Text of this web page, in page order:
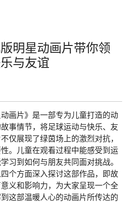
明星动画片带你领
与友谊
画片》是一部专为儿童打造的动
事情节，将足球运动与快乐、友
仅展现了绿茵场上的激烈对抗，
。儿童在观看过程中能感受到运
习到如何与朋友共同面对挑战。
个方面深入探讨这部作品，即故
义和影响力，为大家呈现一个全
这部温暖人心的动画片所传达的